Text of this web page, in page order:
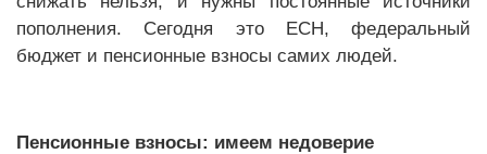
пополнения. Сегодня это ЕСН, федеральный
бюджет и пенсионные взносы самих людей.
Пенсионные взносы: имеем недоверие